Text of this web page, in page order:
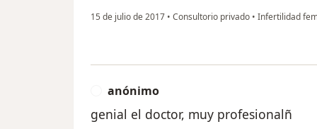
15 de julio de 2017 • Consultorio privado • Infertilidad
anónimo
genial el doctor, muy profesionalñ